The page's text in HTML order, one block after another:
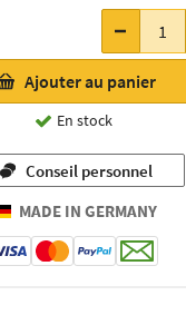
Ajouter au panier
En stock
Conseil personnel